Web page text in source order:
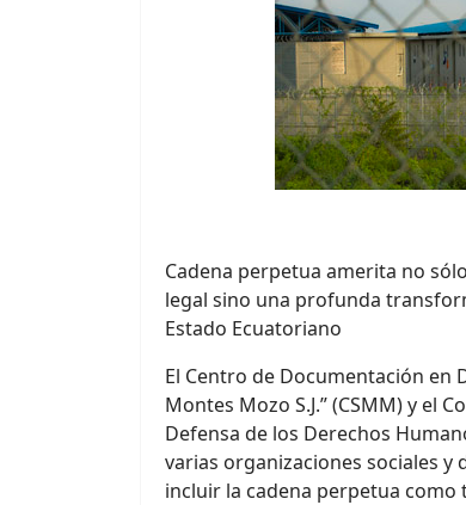
Cadena perpetua amerita no
legal sino una profunda
Estado Ecuatoriano
El Centro de Documentación en
Montes Mozo S.J.” (CSMM) y el
Defensa de los Derechos
varias organizaciones sociales y
incluir la cadena perpetua como